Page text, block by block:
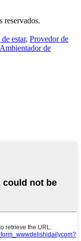
reservados.
estar, Provedor de
Ambientador de